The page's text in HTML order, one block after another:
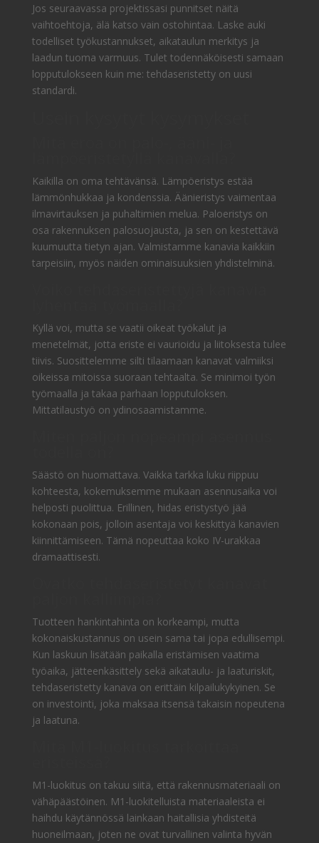
Jos seuraavassa projektissasi punnitset näitä
vaihtoehtoja, älä katso vain ostohintaa. Laske auki
todelliset työkustannukset, aikataulun merkitys ja
laadun tuoma varmuus. Tulet todennäköisesti samaan
lopputulokseen kuin me: tehdaseristetty on uusi
standardi.
Kaikilla on oma tehtävänsä. Lämpöeristys estää
lämmönhukkaa ja kondenssia. Äänieristys vaimentaa
ilmavirtauksen ja puhaltimien melua. Paloeristys on
osa rakennuksen palosuojausta, ja sen on kestettävä
kuumuutta tietyn ajan. Valmistamme kanavia kaikkiin
tarpeisiin, myös näiden ominaisuuksien yhdistelminä.
Kyllä voi, mutta se vaatii oikeat työkalut ja
menetelmät, jotta eriste ei vaurioidu ja liitoksesta tulee
tiivis. Suosittelemme silti tilaamaan kanavat valmiiksi
oikeissa mitoissa suoraan tehtaalta. Se minimoi työn
työmaalla ja takaa parhaan lopputuloksen.
Mittatilaustyö on ydinosaamistamme.
Säästö on huomattava. Vaikka tarkka luku riippuu
kohteesta, kokemuksemme mukaan asennusaika voi
helposti puolittua. Erillinen, hidas eristystyö jää
kokonaan pois, jolloin asentaja voi keskittyä kanavien
kiinnittämiseen. Tämä nopeuttaa koko IV-urakkaa
dramaattisesti.
Tuotteen hankintahinta on korkeampi, mutta
kokonaiskustannus on usein sama tai jopa edullisempi.
Kun laskuun lisätään paikalla eristämisen vaatima
työaika, jätteenkäsittely sekä aikataulu- ja laaturiskit,
tehdaseristetty kanava on erittäin kilpailukykyinen. Se
on investointi, joka maksaa itsensä takaisin nopeutena
ja laatuna.
M1-luokitus on takuu siitä, että rakennusmateriaali on
vähäpäästöinen. M1-luokitelluista materiaaleista ei
haihdu käytännössä lainkaan haitallisia yhdisteitä
huoneilmaan, joten ne ovat turvallinen valinta hyvän